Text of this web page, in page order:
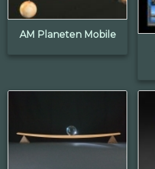
AM Planeten Mobile